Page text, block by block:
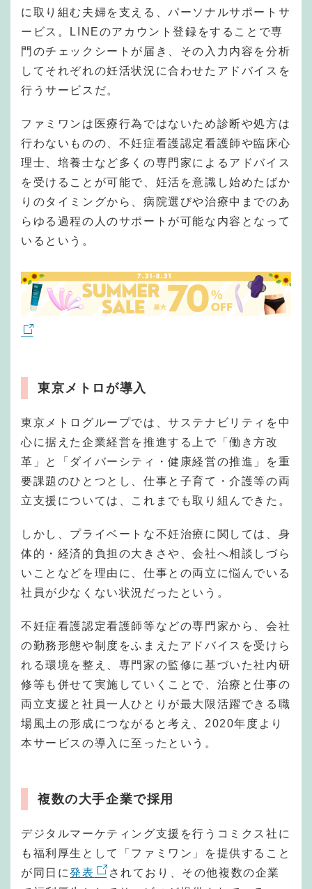
に取り組む夫婦を支える、パーソナルサポートサ
ービス。LINEのアカウント登録をすることで専
門のチェックシートが届き、その入力内容を分析
してそれぞれの妊活状況に合わせたアドバイスを
行うサービスだ。
ファミワンは医療行為ではないため診断や処方は
行わないものの、不妊症看護認定看護師や臨床心
理士、培養士など多くの専門家によるアドバイス
を受けることが可能で、妊活を意識し始めたばか
りのタイミングから、病院選びや治療中までのあ
らゆる過程の人のサポートが可能な内容となって
いるという。
東京メトロが導入
東京メトログループでは、サステナビリティを中
心に据えた企業経営を推進する上で「働き方改
革」と「ダイバーシティ・健康経営の推進」を重
要課題のひとつとし、仕事と子育て・介護等の両
立支援については、これまでも取り組んできた。
しかし、プライベートな不妊治療に関しては、身
体的・経済的負担の大きさや、会社へ相談しづら
いことなどを理由に、仕事との両立に悩んでいる
社員が少なくない状況だったという。
不妊症看護認定看護師等などの専門家から、会社
の勤務形態や制度をふまえたアドバイスを受けら
れる環境を整え、専門家の監修に基づいた社内研
修等も併せて実施していくことで、治療と仕事の
両立支援と社員一人ひとりが最大限活躍できる職
場風土の形成につながると考え、2020年度より
本サービスの導入に至ったという。
複数の大手企業で採用
デジタルマーケティング支援を行うコミクス社に
も福利厚生として「ファミワン」を提供すること
が同日に発表
されており、その他複数の企業